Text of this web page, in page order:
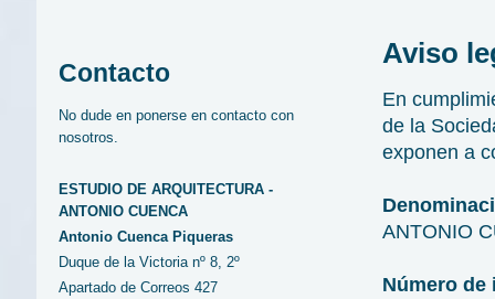
Aviso
En
de la
exponen a
ANTONIO
Número
Contacto
No dude en ponerse en contacto con
nosotros.
ESTUDIO DE ARQUITECTURA -
ANTONIO CUENCA
Antonio Cuenca Piqueras
Duque de la Victoria nº 8, 2º
Apartado de Correos 427